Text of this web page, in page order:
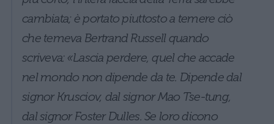
cambiata; è portato piuttosto a temere ciò
che temeva Bertrand Russell quando
scriveva: «Lascia perdere, quel che accade
nel mondo non dipende da te. Dipende dal
signor Krusciov, dal signor Mao Tse-tung,
dal signor Foster Dulles. Se loro dicono